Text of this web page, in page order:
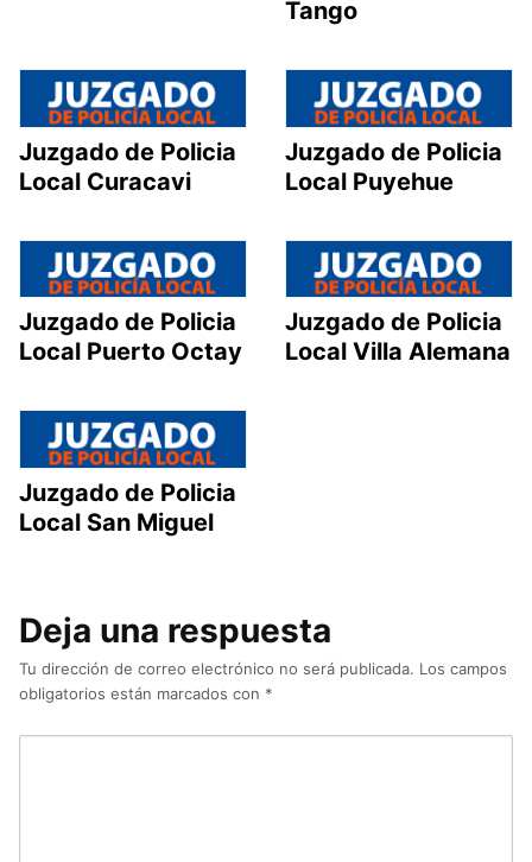
Tango
Juzgado de Policia
Local Curacavi
Juzgado de Policia
Local Puyehue
Juzgado de Policia
Local Puerto Octay
Juzgado de Policia
Local Villa Alemana
Juzgado de Policia
Local San Miguel
Deja una respuesta
Tu dirección de correo electrónico no será publicada. Los campos
obligatorios están marcados con *